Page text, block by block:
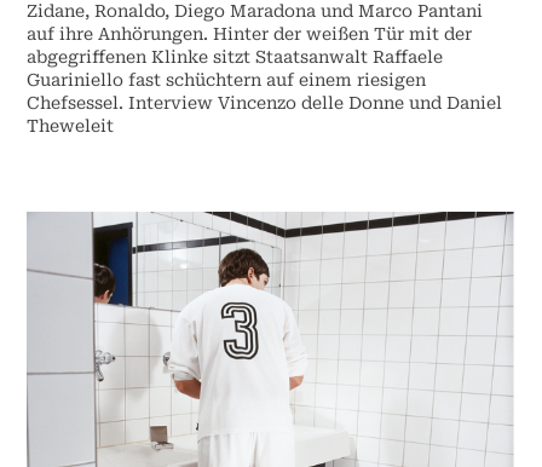
Zidane, Ronaldo, Diego Maradona und Marco Pantani
auf ihre Anhörungen. Hinter der weißen Tür mit der
abgegriffenen Klinke sitzt Staatsanwalt Raffaele
Guariniello fast schüchtern auf einem riesigen
Chefsessel. Interview Vincenzo delle Donne und Daniel
Theweleit